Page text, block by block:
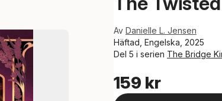
Av Danielle L. Jensen
Häftad, Engelska, 2025
Del 5 i serien The Bridge
159 kr